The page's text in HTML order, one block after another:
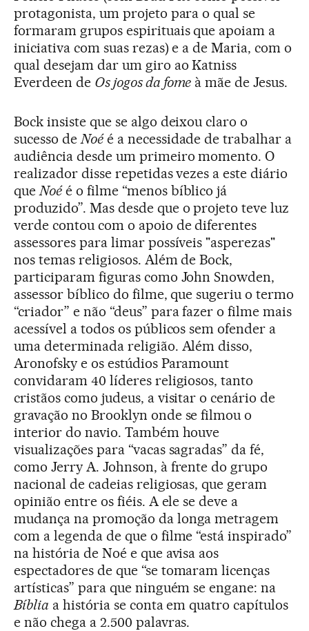
protagonista, um projeto para o qual se
formaram grupos espirituais que apoiam a
iniciativa com suas rezas) e a de Maria, com o
qual desejam dar um giro ao Katniss
Everdeen de Os jogos da fome à mãe de Jesus.
Bock insiste que se algo deixou claro o
sucesso deNoéé a necessidade de trabalhar a
audiência desde um primeiro momento. O
realizador disse repetidas vezes a este diário
queNoéé o filme “menos bíblico já
produzido”. Mas desde que o projeto teve luz
verde contou com o apoio de diferentes
assessores para limar possíveis "asperezas"
nos temas religiosos. Além de Bock,
participaram figuras como John Snowden,
assessor bíblico do filme, que sugeriu o termo
“criador” e não “deus” para fazer o filme mais
acessível a todos os públicos sem ofender a
uma determinada religião. Além disso,
Aronofsky e os estúdios Paramount
convidaram 40 líderes religiosos, tanto
cristãos como judeus, a visitar o cenário de
gravação no Brooklyn onde se filmou o
interior do navio. Também houve
visualizações para “vacas sagradas” da fé,
como Jerry A. Johnson, à frente do grupo
nacional de cadeias religiosas, que geram
opinião entre os fiéis. A ele se deve a
mudança na promoção da longa metragem
com a legenda de que o filme “está inspirado”
na história de Noé e que avisa aos
espectadores de que “se tomaram licenças
artísticas” para que ninguém se engane: na
Bíblia a história se conta em quatro capítulos
e não chega a 2.500 palavras.